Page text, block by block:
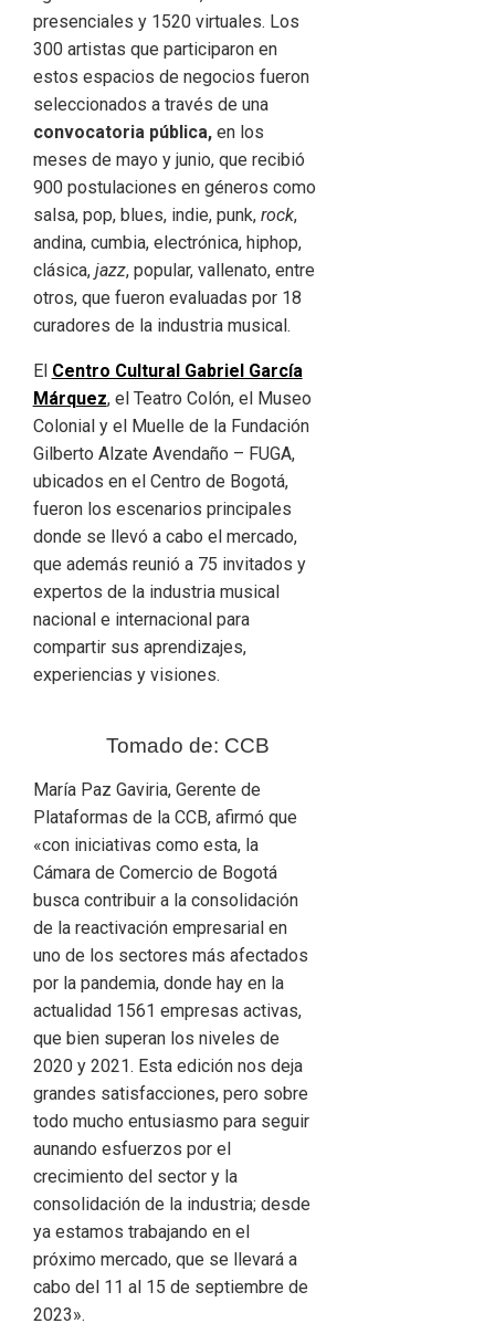
presenciales y 1520 virtuales. Los
300 artistas que participaron en
estos espacios de negocios fueron
seleccionados a través de una
convocatoria pública,en los
meses de mayo y junio, que recibió
900 postulaciones en géneros como
salsa, pop, blues, indie, punk, rock,
andina, cumbia, electrónica, hiphop,
clásica, jazz, popular, vallenato, entre
otros, que fueron evaluadas por 18
curadores de la industria musical.
El Centro Cultural Gabriel García
Márquez, el Teatro Colón, el Museo
Colonial y el Muelle de la Fundación
Gilberto Alzate Avendaño – FUGA,
ubicados en el Centro de Bogotá,
fueron los escenarios principales
donde se llevó a cabo el mercado,
que además reunió a 75 invitados y
expertos de la industria musical
nacional e internacional para
compartir sus aprendizajes,
experiencias y visiones.
Tomado de: CCB
María Paz Gaviria, Gerente de
Plataformas de la CCB, afirmó que
«con iniciativas como esta, la
Cámara de Comercio de Bogotá
busca contribuir a la consolidación
de la reactivación empresarial en
uno de los sectores más afectados
por la pandemia, donde hay en la
actualidad 1561 empresas activas,
que bien superan los niveles de
2020 y 2021. Esta edición nos deja
grandes satisfacciones, pero sobre
todo mucho entusiasmo para seguir
aunando esfuerzos por el
crecimiento del sector y la
consolidación de la industria; desde
ya estamos trabajando en el
próximo mercado, que se llevará a
cabo del 11 al 15 de septiembre de
2023».